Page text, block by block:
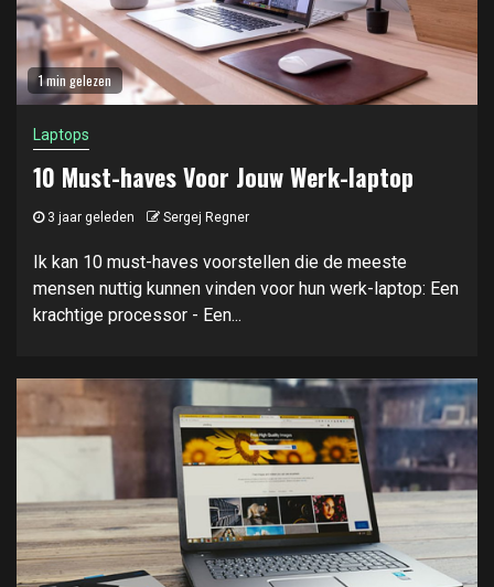
1 min gelezen
Laptops
10 Must-haves Voor Jouw Werk-laptop
3 jaar geleden Sergej Regner
Ik kan 10 must-haves voorstellen die de meeste
mensen nuttig kunnen vinden voor hun werk-laptop: Een
krachtige processor - Een...